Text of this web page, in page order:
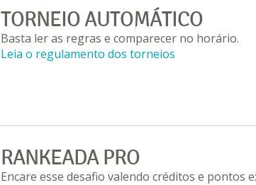
TORNEIO AUTOMÁTICO
Basta ler as regras e comparecer no horário.
Leia o regulamento dos torneios
RANKEADA PRO
Encare esse desafio valendo créditos e pontos